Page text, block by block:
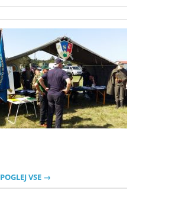
POGLEJ VSE →